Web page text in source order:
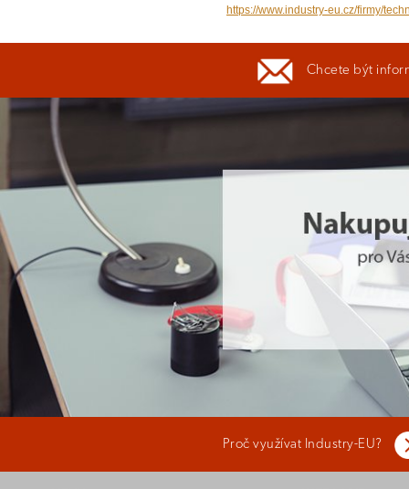
https://www.industry-eu.cz/firmy/
Chcete být
Proč využívat Industry-EU?